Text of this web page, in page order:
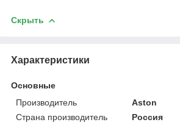
Скрыть
Характеристики
Основные
Производитель
Aston
Страна производитель
Россия